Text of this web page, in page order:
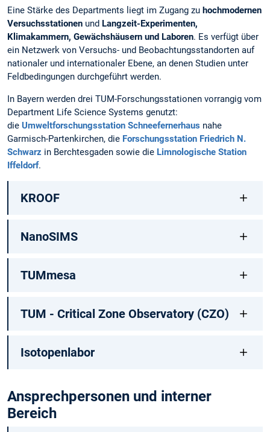
Eine Stärke des Departments liegt im Zugang zu hochmodernen
Versuchsstationen und Langzeit-Experimenten,
Klimakammern, Gewächshäusern und Laboren. Es verfügt über
ein Netzwerk von Versuchs- und Beobachtungsstandorten auf
nationaler und internationaler Ebene, an denen Studien unter
Feldbedingungen durchgeführt werden.
In Bayern werden drei TUM-Forschungsstationen vorrangig vom
Department Life Science Systems genutzt:
die Umweltforschungsstation Schneefernerhaus nahe
Garmisch-Partenkirchen, die Forschungsstation Friedrich N.
Schwarz in Berchtesgaden sowie die Limnologische Station
Iffeldorf.
KROOF
NanoSIMS
TUMmesa
TUM - Critical Zone Observatory (CZO)
Isotopenlabor
Ansprechpersonen und interner
Bereich